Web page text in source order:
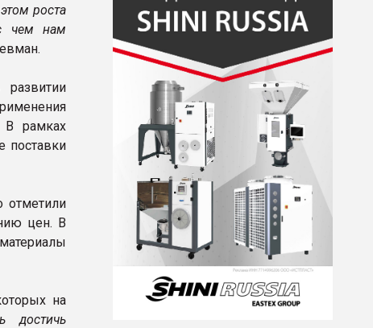
роста
чем нам
В рамках
поставки
отметили
цен. В
на
достичь